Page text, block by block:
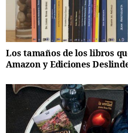
Los tamaños de los libros
Amazon y Ediciones